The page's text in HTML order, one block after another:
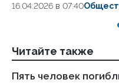
16.04.2026 в 07:40
Читайте также
Пять человек